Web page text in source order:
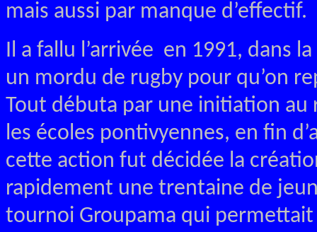
mais aussi par manque d’effectif.
Il a fallu l’arrivée en 1991, dans
un mordu de rugby pour qu’on
Tout débuta par une initiation au
les écoles pontivyennes, en fin
cette action fut décidée la
rapidement une trentaine de
tournoi Groupama qui